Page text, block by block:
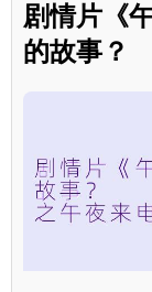
剧情片《
的故事？